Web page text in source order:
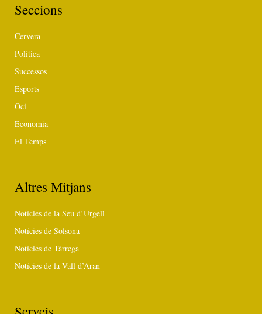
Seccions
Cervera
Política
Successos
Esports
Oci
Economia
El Temps
Altres Mitjans
Notícies de la Seu d’Urgell
Notícies de Solsona
Notícies de Tàrrega
Notícies de la Vall d’Aran